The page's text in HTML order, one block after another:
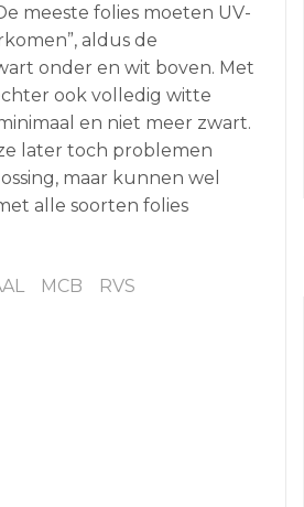
meeste folies moeten UV-
aldus de
onder en wit boven. Met
ook volledig witte
en niet meer zwart.
later toch problemen
maar kunnen wel
alle soorten folies
MCB RVS